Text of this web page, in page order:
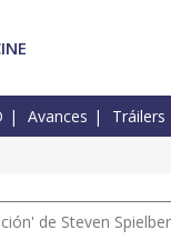
Avances Tráilers
de Steven